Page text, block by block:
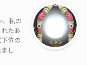
、私の
たあ
位の
し